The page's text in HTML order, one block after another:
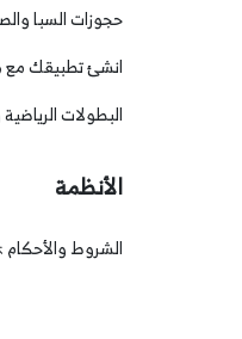
حجوزات السبا
انشئ تطبيقك مع
البطولات الرياضية
الأنظمة
الشروط والأحكام